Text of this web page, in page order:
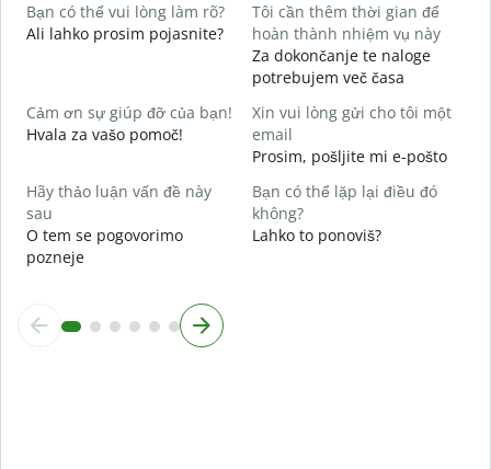
Bạn có thể vui lòng làm rõ?
Ali lahko prosim pojasnite?
Tôi cần thêm thời gian để
hoàn thành nhiệm vụ này
Za dokončanje te naloge
potrebujem več časa
Cảm ơn sự giúp đỡ của bạn!
Hvala za vašo pomoč!
Xin vui lòng gửi cho tôi một
email
Prosim, pošljite mi e-pošto
Hãy thảo luận vấn đề này
sau
O tem se pogovorimo
pozneje
Bạn có thể lặp lại điều đó
không?
Lahko to ponoviš?